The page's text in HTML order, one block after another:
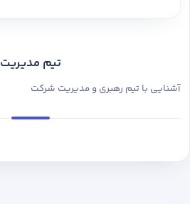
تیم مدیریت
آشنایی با تیم رهبری و مدیریت شرکت